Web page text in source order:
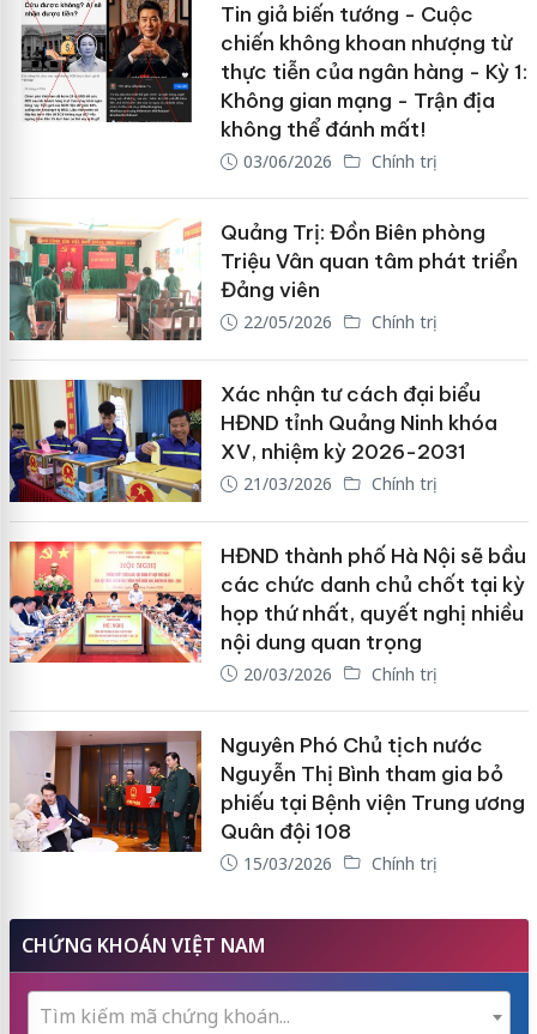
Tin giả biến tướng - Cuộc
chiến không khoan nhượng từ
thực tiễn của ngân hàng - Kỳ 1:
Không gian mạng - Trận địa
không thể đánh mất!
03/06/2026 Chính trị
Quảng Trị: Đồn Biên phòng
Triệu Vân quan tâm phát triển
Đảng viên
22/05/2026 Chính trị
Xác nhận tư cách đại biểu
HĐND tỉnh Quảng Ninh khóa
XV, nhiệm kỳ 2026-2031
21/03/2026 Chính trị
HĐND thành phố Hà Nội sẽ bầu
các chức danh chủ chốt tại kỳ
họp thứ nhất, quyết nghị nhiều
nội dung quan trọng
20/03/2026 Chính trị
Nguyên Phó Chủ tịch nước
Nguyễn Thị Bình tham gia bỏ
phiếu tại Bệnh viện Trung ương
Quân đội 108
15/03/2026 Chính trị
CHỨNG KHOÁN VIỆT NAM
Tìm kiếm mã chứng khoán...